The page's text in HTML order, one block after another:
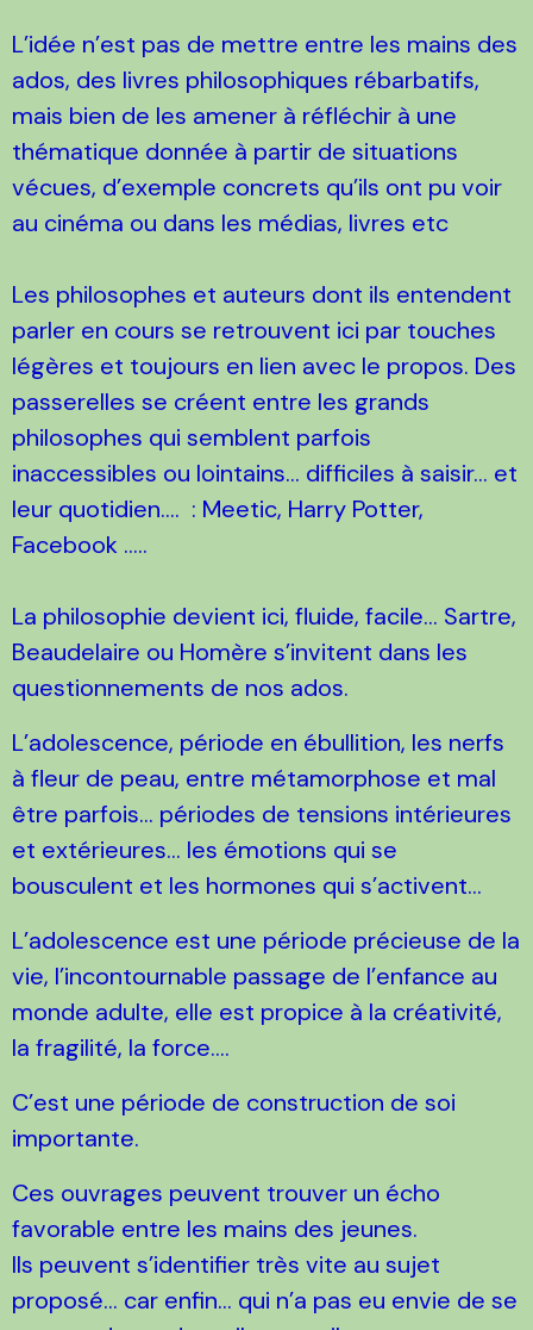
L’idée n’est pas de mettre entre les mains des
ados, des livres philosophiques rébarbatifs,
mais bien de les amener à réfléchir à une
thématique donnée à partir de situations
vécues, d’exemple concrets qu’ils ont pu voir
au cinéma ou dans les médias, livres etc
Les philosophes et auteurs dont ils entendent
parler en cours se retrouvent ici par touches
légères et toujours en lien avec le propos. Des
passerelles se créent entre les grands
philosophes qui semblent parfois
inaccessibles ou lointains… difficiles à saisir... et
leur quotidien…. : Meetic, Harry Potter,
Facebook …..
La philosophie devient ici, fluide, facile… Sartre,
Beaudelaire ou Homère s’invitent dans les
questionnements de nos ados.
L’adolescence, période en ébullition, les nerfs
à fleur de peau, entre métamorphose et mal
être parfois... périodes de tensions intérieures
et extérieures... les émotions qui se
bousculent et les hormones qui s’activent…
L’adolescence est une période précieuse de la
vie, l’incontournable passage de l’enfance au
monde adulte, elle est propice à la créativité,
la fragilité, la force….
C’est une période de construction de soi
importante.
Ces ouvrages peuvent trouver un écho
favorable entre les mains des jeunes.
Ils peuvent s’identifier très vite au sujet
proposé… car enfin… qui n’a pas eu envie de se